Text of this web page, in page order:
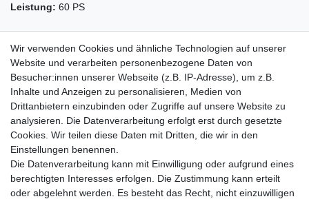
Leistung: 60 PS
Zahlung und Versand
Impressum Daten­schutz­erklärung AGB
Wir verwenden Cookies und ähnliche Technologien auf unserer
Website und verarbeiten personenbezogene Daten von
Besucher:innen unserer Webseite (z.B. IP-Adresse), um z.B.
Inhalte und Anzeigen zu personalisieren, Medien von
Drittanbietern einzubinden oder Zugriffe auf unsere Website zu
analysieren. Die Datenverarbeitung erfolgt erst durch gesetzte
Cookies. Wir teilen diese Daten mit Dritten, die wir in den
Einstellungen benennen.
Die Datenverarbeitung kann mit Einwilligung oder aufgrund eines
berechtigten Interesses erfolgen. Die Zustimmung kann erteilt
oder abgelehnt werden. Es besteht das Recht, nicht einzuwilligen